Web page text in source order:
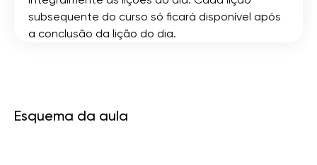
subsequente do curso só ficará disponível após
a conclusão da lição do dia.
Esquema da aula